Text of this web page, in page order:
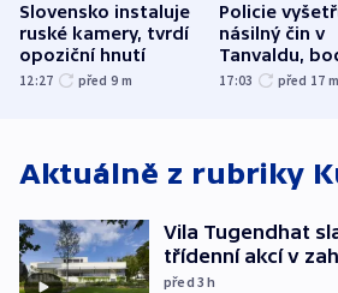
Slovensko instaluje
ruské kamery, tvrdí
opoziční hnutí
12:27 před 9 m
Policie
násilný čin v
Tanvaldu,
zranění při
17:03 před 17 m
Aktuálně z rubriky
Vila Tugendhat
třídenní akcí v
před 3h